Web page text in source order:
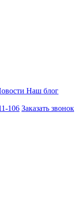
Наш блог
106 Заказать звонок